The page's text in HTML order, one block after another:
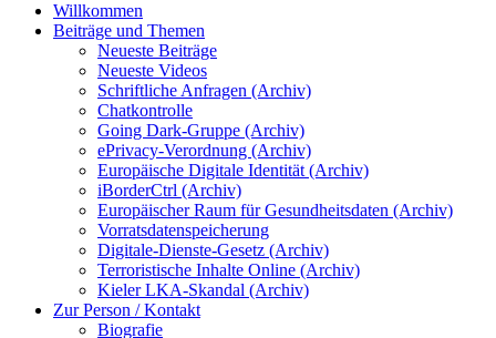
Willkommen
Beiträge und Themen
Neueste Beiträge
Neueste Videos
Schriftliche Anfragen (Archiv)
Chatkontrolle
Going Dark-Gruppe (Archiv)
ePrivacy-Verordnung (Archiv)
Europäische Digitale Identität (Archiv)
iBorderCtrl (Archiv)
Europäischer Raum für Gesundheitsdaten (Archiv)
Vorratsdatenspeicherung
Digitale-Dienste-Gesetz (Archiv)
Terroristische Inhalte Online (Archiv)
Kieler LKA-Skandal (Archiv)
Zur Person / Kontakt
Biografie